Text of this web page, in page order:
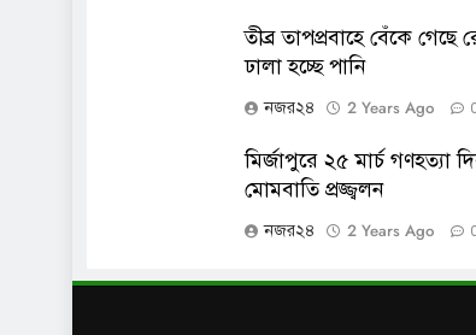
তীব্র তাপপ্রবাহে বেঁকে গেছে
ঢালা হচ্ছে পানি
নজর২৪ 2 Years Ago
মির্জাপুরে ২৫ মার্চ গণহত্যা
মোমবাতি প্রজ্জ্বলন
নজর২৪ 2 Years Ago